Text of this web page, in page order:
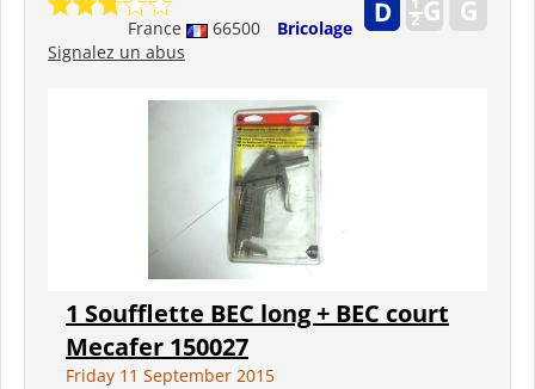
France 66500
Bricolage
Signalez un abus
1 Soufflette BEC long + BEC court
Mecafer 150027
Friday 11 September 2015